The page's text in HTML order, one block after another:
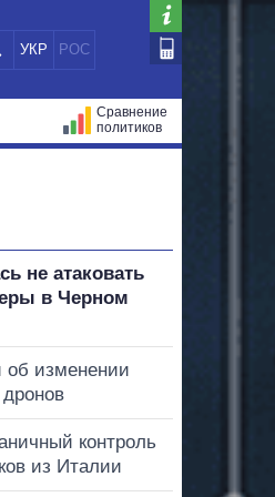
УКР РОС
Сравнение
политиков
не атаковать
в Черном
изменении
контроль
из Италии